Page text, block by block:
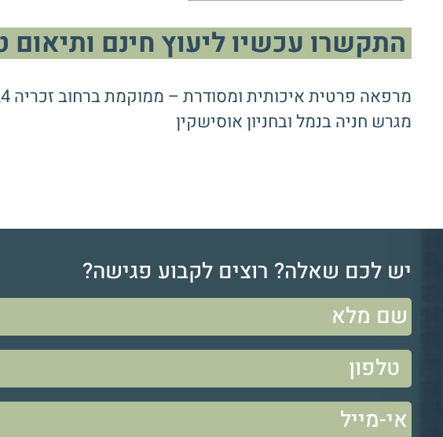
התקשרו עכשיו ליעוץ חינם ותיאום טיפול: 054-
מרפאה פרטית איכותית ומסודרת – ממוקמת ברחוב זכריה 24 ק"ק (בצפון הישן) תל אביב
מגרש חניה בנמל ובחניון אוסישקין
יש לכם שאלה? רוצים לקבוע פגישה?